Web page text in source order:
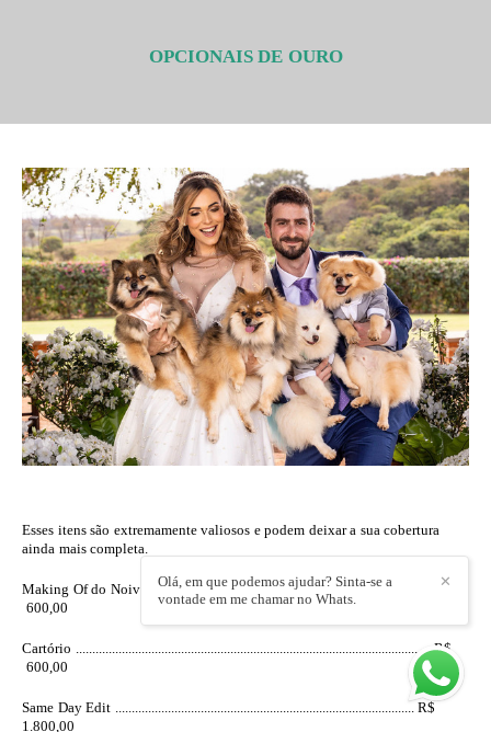
OPCIONAIS DE OURO
Esses itens são extremamente valiosos e podem deixar a sua cobertura
ainda mais completa.
Making Of do Noivo ............................................................................. R$
600,00
Cartório ............................................................................................................ R$
600,00
Same Day Edit ........................................................................................... R$
1.800,00
✕
Olá, em que podemos ajudar? Sinta-se a
vontade em me chamar no Whats.